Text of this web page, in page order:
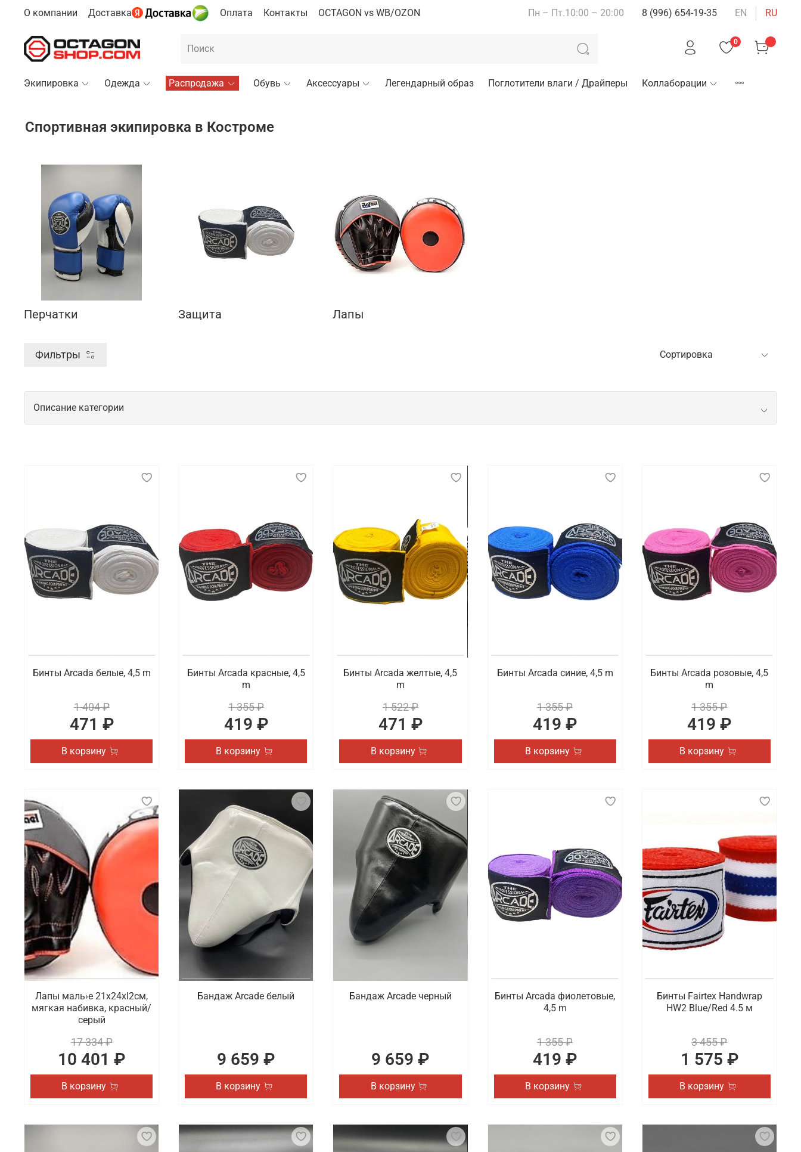
О компании Доставка Оплата Контакты OCTAGON vs WB/OZON Пн – Пт.10:00 – 20:00 8 (996) 654-19-35 EN RU
0
Экипировка Одежда Распродажа Обувь Аксессуары Легендарный образ Поглотители влаги / Драйперы Коллаборации
Спортивная экипировка в Костроме
Перчатки Защита Лапы
Фильтры
Описание категории
должна быть максимально удобной и функциональной, позволять свободно выполнять различные движения и техники. Использование качественных защитных
Что мы предлагаем на выбор
В ассортименте доступны на выбор разные виды спортивной экипировки, которая пригодится во время любительского или профессионального спорта. В наличии
представлены бинты и перчатки. Также вы можете подобрать для себя защитный бандаж, защиту голеностопа и паха. В наличии боксерские капы и другие
актуальные товары.
Где заказать профессиональную экипировку для спорта с удобной доставкой в Костроме
Бинты Arcada белые, 4,5 m
1 404 ₽
471 ₽
В корзину
Бинты Arcada красные, 4,5
m
1 355 ₽
419 ₽
В корзину
Бинты Arcada желтые, 4,5
m
1 522 ₽
471 ₽
В корзину
Бинты Arcada синие, 4,5 m
1 355 ₽
419 ₽
В корзину
Бинты Arcada розовые, 4,5
m
1 355 ₽
419 ₽
В корзину
Лапы маль›е 21x24xl2cм,
мягкая набивка, красный/
серый
17 334 ₽
10 401 ₽
В корзину
Бандаж Arcade белый
9 659 ₽
В корзину
Бандаж Arcade черный
9 659 ₽
В корзину
Бинты Arcada фиолетовые,
4,5 m
1 355 ₽
419 ₽
В корзину
Бинты Fairtex Handwrap
HW2 Blue/Red 4.5 м
3 455 ₽
1 575 ₽
В корзину